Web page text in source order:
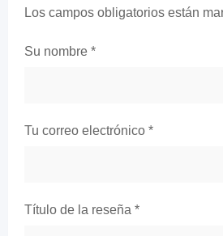
Los campos obligatorios están
Su nombre *
Tu correo electrónico *
Título de la reseña *